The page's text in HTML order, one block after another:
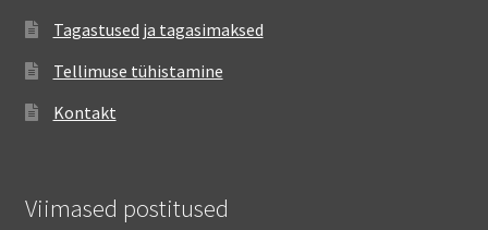
Tagastused ja tagasimaksed
Tellimuse tühistamine
Kontakt
Viimased postitused